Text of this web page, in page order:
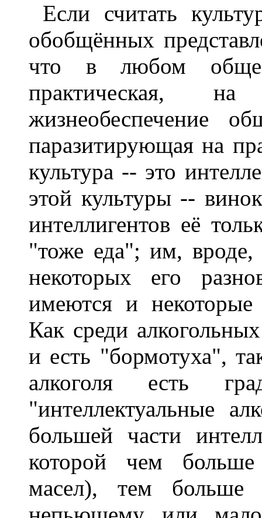
Если считать
обобщённых
что в любом
практическая, на
жизнеобеспечение
паразитирующая на
культура -- это
этой культуры --
интеллигентов её
"тоже еда"; им,
некоторых его
имеются и некоторые
Как среди
и есть "бормотуха",
алкоголя есть
"интеллектуальные
большей части
которой чем
масел), тем